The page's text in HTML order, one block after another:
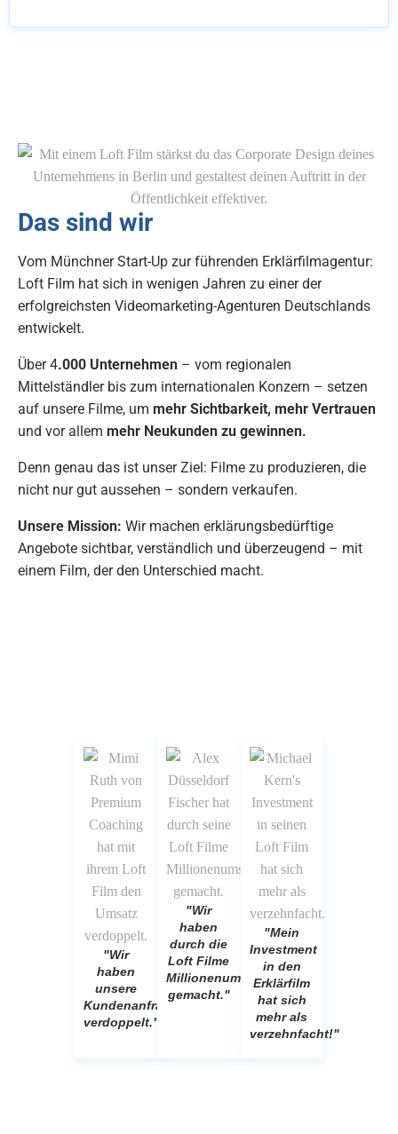
Das sind wir
Vom Münchner Start-Up zur führenden Erklärfilmagentur:
Loft Film hat sich in wenigen Jahren zu einer der
erfolgreichsten Videomarketing-Agenturen Deutschlands
entwickelt.
Über 4.000 Unternehmen – vom regionalen
Mittelständler bis zum internationalen Konzern – setzen
auf unsere Filme, um mehr Sichtbarkeit, mehr Vertrauen
und vor allem mehr Neukunden zu gewinnen.
Denn genau das ist unser Ziel: Filme zu produzieren, die
nicht nur gut aussehen – sondern verkaufen.
Unsere Mission: Wir machen erklärungsbedürftige
Angebote sichtbar, verständlich und überzeugend – mit
einem Film, der den Unterschied macht.
"Wir
haben
unsere
Kundenanfragen
verdoppelt."
"Wir
haben
durch die
Loft Filme
Millionenumsätze
gemacht."
"Mein
Investment
in den
Erklärfilm
hat sich
mehr als
verzehnfacht!"